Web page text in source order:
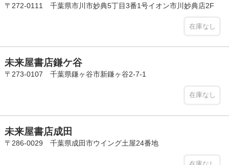
〒272-0111 千葉県市川市妙典5丁目3番1号イオン市川妙典店2F
在庫なし
未来屋書店鎌ケ谷
〒273-0107 千葉県鎌ヶ谷市新鎌ヶ谷2-7-1
在庫なし
未来屋書店成田
〒286-0029 千葉県成田市ウイング土屋24番地